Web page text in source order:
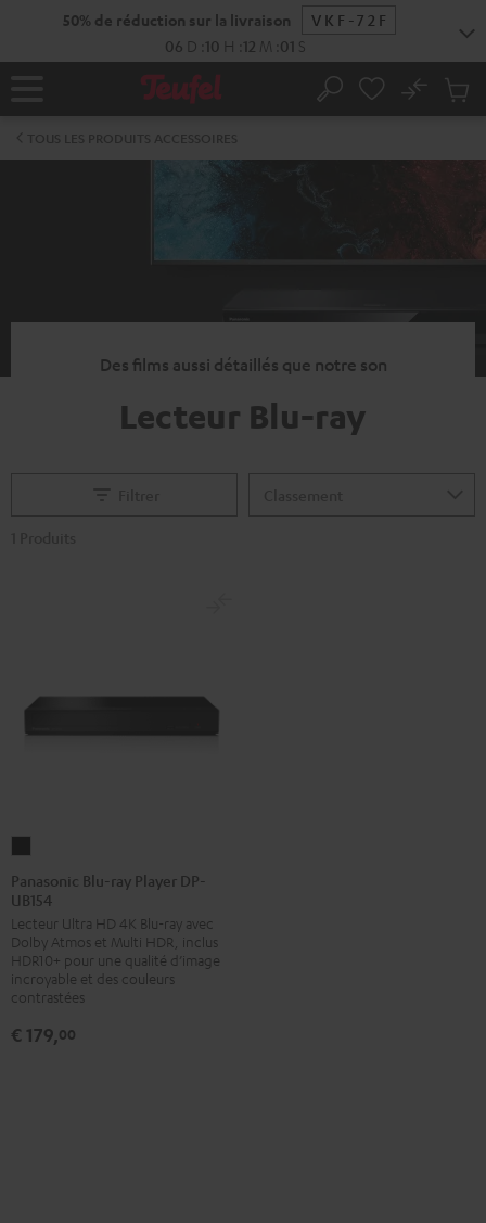
50% de réduction sur la livraison
VKF-72F
06 D 10 H 12 M 01 S
Page
Rechercher
No
panier
Des films aussi détaillés que notre son
Lecteur Blu-ray
ray
Player
DP-
UB154
Noir
Panasonic Blu-ray Player DP-
UB154
Lecteur Ultra HD 4K Blu-ray avec
Dolby Atmos et Multi HDR, inclus
HDR10+ pour une qualité d’image
incroyable et des couleurs
contrastées
€ 179,00